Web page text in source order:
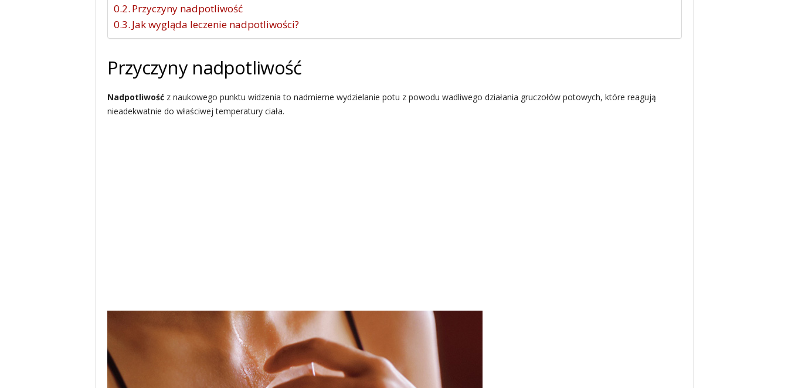
Przyczyny nadpotliwość
Jak wygląda leczenie nadpotliwości?
Przyczyny nadpotliwość
Nadpotliwośćz naukowego punktu widzenia to nadmierne wydzielanie potu z powodu wadliwego działania gruczołów potowych, które reagują
nieadekwatnie do właściwej temperatury ciała.